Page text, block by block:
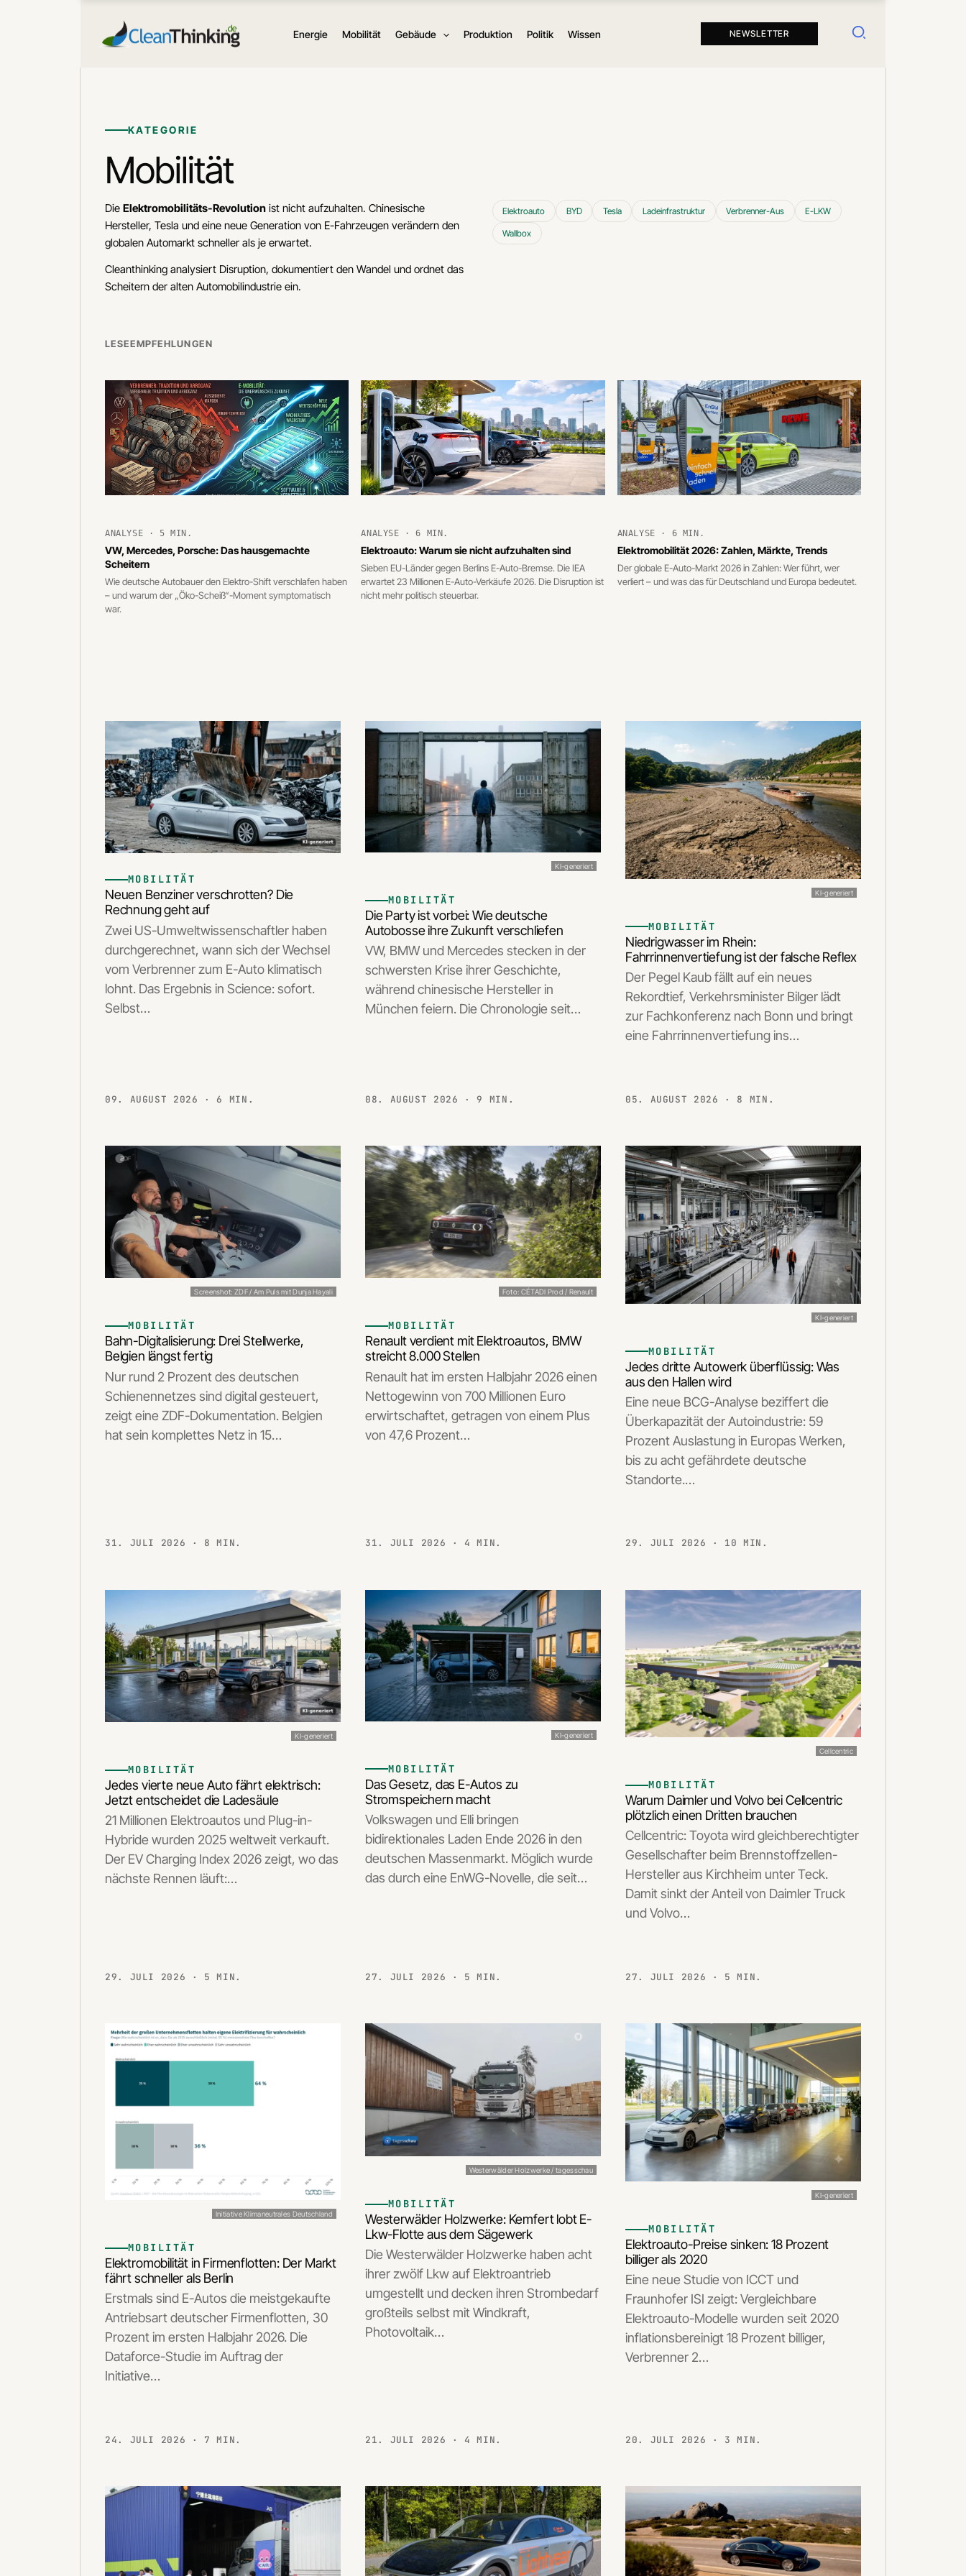
Energie Mobilität Gebäude Produktion Politik Wissen NEWSLETTER Suchen
KATEGORIE
Mobilität
Die Elektromobilitäts-Revolution ist nicht aufzuhalten. Chinesische
Hersteller, Tesla und eine neue Generation von E-Fahrzeugen verändern den
globalen Automarkt schneller als je erwartet.
Cleanthinking analysiert Disruption, dokumentiert den Wandel und ordnet das
Scheitern der alten Automobilindustrie ein.
Elektroauto BYD Tesla Ladeinfrastruktur Verbrenner-Aus E-LKW
Wallbox
LESEEMPFEHLUNGEN
ANALYSE · 5 MIN.
VW, Mercedes, Porsche: Das hausgemachte
Scheitern
Wie deutsche Autobauer den Elektro-Shift verschlafen haben
– und warum der „Öko-Scheiß“-Moment symptomatisch
war.
ANALYSE · 6 MIN.
Elektroauto: Warum sie nicht aufzuhalten sind
Sieben EU-Länder gegen Berlins E-Auto-Bremse. Die IEA
erwartet 23 Millionen E-Auto-Verkäufe 2026. Die Disruption ist
nicht mehr politisch steuerbar.
ANALYSE · 6 MIN.
Elektromobilität 2026: Zahlen, Märkte, Trends
Der globale E-Auto-Markt 2026 in Zahlen: Wer führt, wer
verliert – und was das für Deutschland und Europa bedeutet.
MOBILITÄT
Neuen Benziner verschrotten? Die
Rechnung geht auf
Zwei US-Umweltwissenschaftler haben
durchgerechnet, wann sich der Wechsel
vom Verbrenner zum E-Auto klimatisch
lohnt. Das Ergebnis in Science: sofort.
Selbst…
09. AUGUST 2026 · 6 MIN.
KI-generiert
MOBILITÄT
Die Party ist vorbei: Wie deutsche
Autobosse ihre Zukunft verschliefen
VW, BMW und Mercedes stecken in der
schwersten Krise ihrer Geschichte,
während chinesische Hersteller in
München feiern. Die Chronologie seit…
08. AUGUST 2026 · 9 MIN.
KI-generiert
MOBILITÄT
Niedrigwasser im Rhein:
Fahrrinnenvertiefung ist der falsche Reflex
Der Pegel Kaub fällt auf ein neues
Rekordtief, Verkehrsminister Bilger lädt
zur Fachkonferenz nach Bonn und bringt
eine Fahrrinnenvertiefung ins…
05. AUGUST 2026 · 8 MIN.
Screenshot: ZDF / Am Puls mit Dunja Hayali
MOBILITÄT
Bahn-Digitalisierung: Drei Stellwerke,
Belgien längst fertig
Nur rund 2 Prozent des deutschen
Schienennetzes sind digital gesteuert,
zeigt eine ZDF-Dokumentation. Belgien
hat sein komplettes Netz in 15…
31. JULI 2026 · 8 MIN.
Foto: CÉTADI Prod / Renault
MOBILITÄT
Renault verdient mit Elektroautos, BMW
streicht 8.000 Stellen
Renault hat im ersten Halbjahr 2026 einen
Nettogewinn von 700 Millionen Euro
erwirtschaftet, getragen von einem Plus
von 47,6 Prozent…
31. JULI 2026 · 4 MIN.
KI-generiert
MOBILITÄT
Jedes dritte Autowerk überflüssig: Was
aus den Hallen wird
Eine neue BCG-Analyse beziffert die
Überkapazität der Autoindustrie: 59
Prozent Auslastung in Europas Werken,
bis zu acht gefährdete deutsche
Standorte.…
29. JULI 2026 · 10 MIN.
KI-generiert
MOBILITÄT
Jedes vierte neue Auto fährt elektrisch:
Jetzt entscheidet die Ladesäule
21 Millionen Elektroautos und Plug-in-
Hybride wurden 2025 weltweit verkauft.
Der EV Charging Index 2026 zeigt, wo das
nächste Rennen läuft:…
29. JULI 2026 · 5 MIN.
KI-generiert
MOBILITÄT
Das Gesetz, das E-Autos zu
Stromspeichern macht
Volkswagen und Elli bringen
bidirektionales Laden Ende 2026 in den
deutschen Massenmarkt. Möglich wurde
das durch eine EnWG-Novelle, die seit…
27. JULI 2026 · 5 MIN.
Cellcentric
MOBILITÄT
Warum Daimler und Volvo bei Cellcentric
plötzlich einen Dritten brauchen
Cellcentric: Toyota wird gleichberechtigter
Gesellschafter beim Brennstoffzellen-
Hersteller aus Kirchheim unter Teck.
Damit sinkt der Anteil von Daimler Truck
und Volvo…
27. JULI 2026 · 5 MIN.
Initiative Klimaneutrales Deutschland
MOBILITÄT
Elektromobilität in Firmenflotten: Der Markt
fährt schneller als Berlin
Erstmals sind E-Autos die meistgekaufte
Antriebsart deutscher Firmenflotten, 30
Prozent im ersten Halbjahr 2026. Die
Dataforce-Studie im Auftrag der
Initiative…
24. JULI 2026 · 7 MIN.
Westerwälder Holzwerke / tagesschau
MOBILITÄT
Westerwälder Holzwerke: Kemfert lobt E-
Lkw-Flotte aus dem Sägewerk
Die Westerwälder Holzwerke haben acht
ihrer zwölf Lkw auf Elektroantrieb
umgestellt und decken ihren Strombedarf
großteils selbst mit Windkraft,
Photovoltaik…
21. JULI 2026 · 4 MIN.
KI-generiert
MOBILITÄT
Elektroauto-Preise sinken: 18 Prozent
billiger als 2020
Eine neue Studie von ICCT und
Fraunhofer ISI zeigt: Vergleichbare
Elektroauto-Modelle wurden seit 2020
inflationsbereinigt 18 Prozent billiger,
Verbrenner 2…
20. JULI 2026 · 3 MIN.